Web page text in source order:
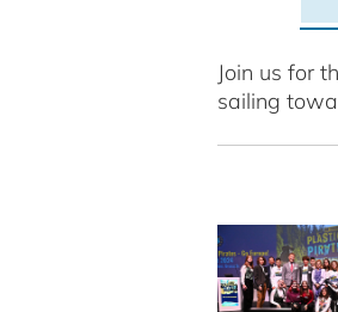
Join us for
sailing